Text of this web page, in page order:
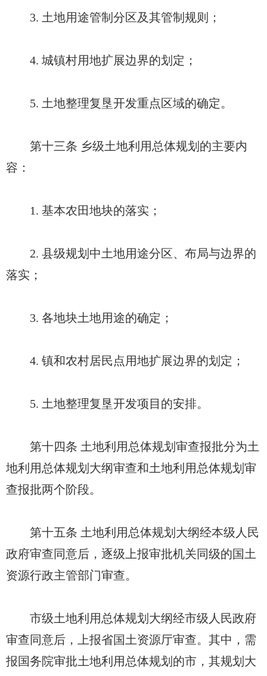
3. 土地用途管制分区及其管制规则；
4. 城镇村用地扩展边界的划定；
5. 土地整理复垦开发重点区域的确定。
第十三条 乡级土地利用总体规划的主要内
容：
1. 基本农田地块的落实；
2. 县级规划中土地用途分区、布局与边界的
落实；
3. 各地块土地用途的确定；
4. 镇和农村居民点用地扩展边界的划定；
5. 土地整理复垦开发项目的安排。
第十四条 土地利用总体规划审查报批分为土
地利用总体规划大纲审查和土地利用总体规划审
查报批两个阶段。
第十五条 土地利用总体规划大纲经本级人民
政府审查同意后，逐级上报审批机关同级的国土
资源行政主管部门审查。
市级土地利用总体规划大纲经市级人民政府
审查同意后，上报省国土资源厅审查。其中，需
报国务院审批土地利用总体规划的市，其规划大